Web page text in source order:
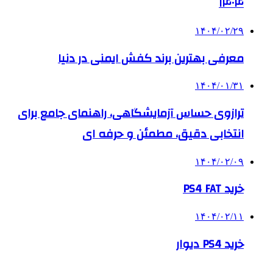
۱۴۰۴/۰۲/۲۹
معرفی بهترین برند کفش ایمنی در دنیا
۱۴۰۴/۰۱/۳۱
ترازوی حساس آزمایشگاهی، راهنمای جامع برای
انتخابی دقیق، مطمئن و حرفه ای
۱۴۰۴/۰۲/۰۹
خرید PS4 FAT
۱۴۰۴/۰۲/۱۱
خرید PS4 دیوار